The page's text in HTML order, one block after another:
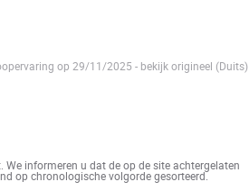
op 29/11/2025 - bekijk origineel (Duits)
informeren u dat de op de site achtergelaten
op chronologische volgorde gesorteerd.